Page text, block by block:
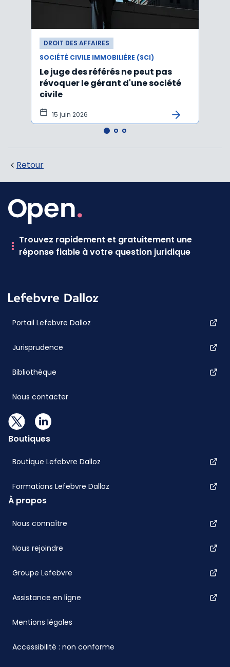
DROIT DES AFFAIRES
SOCIÉTÉ CIVILE IMMOBILIÈRE (SCI)
Le juge des référés ne peut pas
révoquer le gérant d'une société
civile
15 juin 2026
Retour
Trouvez rapidement et gratuitement une
réponse fiable à votre question juridique
Portail Lefebvre Dalloz
Jurisprudence
Bibliothèque
Nous contacter
Boutiques
Boutique Lefebvre Dalloz
Formations Lefebvre Dalloz
À propos
Nous connaître
Nous rejoindre
Groupe Lefebvre
Assistance en ligne
Mentions légales
Accessibilité : non conforme